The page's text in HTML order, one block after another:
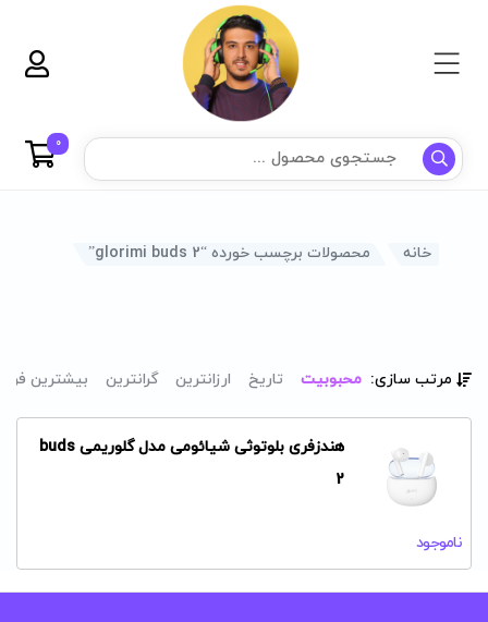
0
خانه محصولات برچسب خورده “glorimi buds 2”
مرتب سازی: محبوبیت تاریخ ارزانترین گرانترین بیشترین
هندزفری بلوتوثی شیائومی مدل گلوریمی buds
2
ناموجود